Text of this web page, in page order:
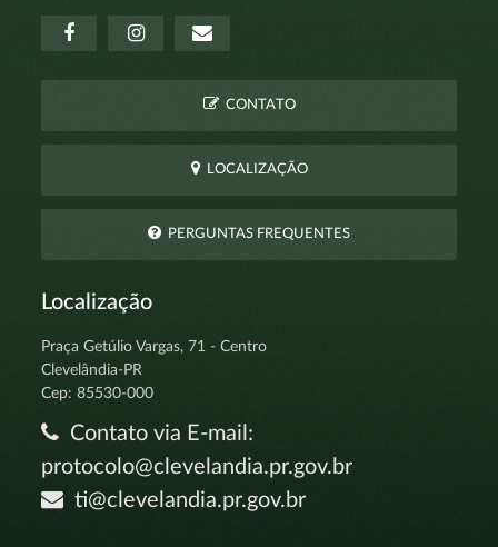
CONTATO
LOCALIZAÇÃO
PERGUNTAS FREQUENTES
Localização
Praça Getúlio Vargas, 71 - Centro
Clevelândia-PR
Cep: 85530-000
Contato via E-mail:
protocolo@clevelandia.pr.gov.br
ti@clevelandia.pr.gov.br